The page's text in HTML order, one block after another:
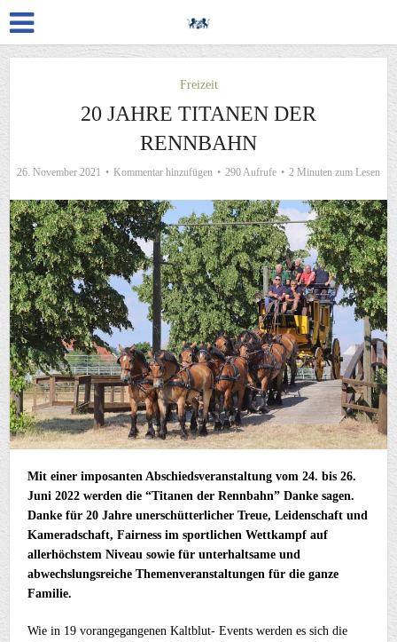
Freizeit
20 JAHRE TITANEN DER
RENNBAHN
26. November 2021 Kommentar hinzufügen 290 Aufrufe 2 Minuten zum Lesen
Mit einer imposanten Abschiedsveranstaltung vom 24. bis 26.
Juni 2022 werden die “Titanen der Rennbahn” Danke sagen.
Danke für 20 Jahre unerschütterlicher Treue, Leidenschaft und
Kameradschaft, Fairness im sportlichen Wettkampf auf
allerhöchstem Niveau sowie für unterhaltsame und
abwechslungsreiche Themenveranstaltungen für die ganze
Familie.
Wie in 19 vorangegangenen Kaltblut- Events werden es sich die